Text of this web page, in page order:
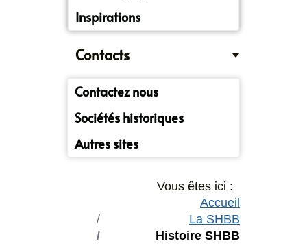
Inspirations
Contacts
Contactez nous
Sociétés historiques
Autres sites
Vous êtes ici :
Accueil
La SHBB
Histoire SHBB